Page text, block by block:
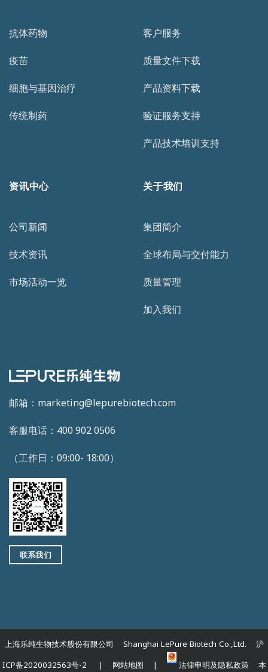
邮箱：marketing@lepurebiotech.com
客服电话：400 902 0506
（工作日：09:00- 18:00）
联系我们
抗体药物
疫苗
细胞与基因治疗
传统制药
客户服务
质量文件下载
产品资料下载
验证服务支持
产品技术培训支持
资讯中心
公司新闻
技术资讯
市场活动一览
关于我们
集团简介
全球布局与交付能力
质量管理
加入我们
上海乐纯生物技术股份有限公司 Shanghai LePure Biotech Co.,Ltd. 沪
ICP备2020032563号-2 | 网站地图 |
法律申明及隐私政策 本